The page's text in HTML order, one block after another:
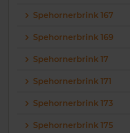
Spehornerbrink 167
Spehornerbrink 169
Spehornerbrink 17
Spehornerbrink 171
Spehornerbrink 173
Spehornerbrink 175